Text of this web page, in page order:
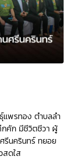
แพรทอง ตำบลลำ
กคัก มีชีวิตชีวา ผู้
รีนครินทร์ ทยอย
สดใส